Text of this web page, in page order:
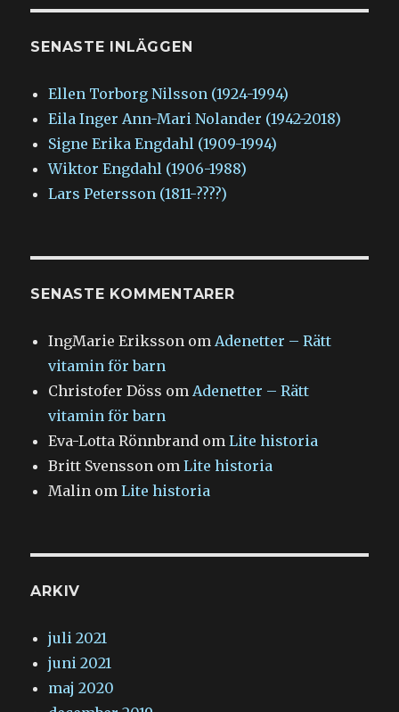
SENASTE INLÄGGEN
Ellen Torborg Nilsson (1924-1994)
Eila Inger Ann-Mari Nolander (1942-2018)
Signe Erika Engdahl (1909-1994)
Wiktor Engdahl (1906-1988)
Lars Petersson (1811-????)
SENASTE KOMMENTARER
IngMarie Eriksson om Adenetter – Rätt
vitamin för barn
Christofer Döss om Adenetter – Rätt
vitamin för barn
Eva-Lotta Rönnbrand omLite historia
Britt Svensson omLite historia
Malin omLite historia
ARKIV
juli 2021
juni 2021
maj 2020